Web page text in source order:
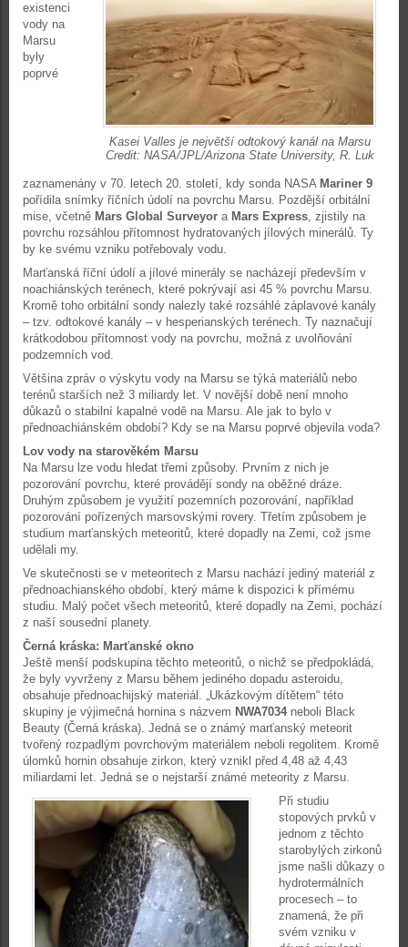
Kasei Valles je největší odtokový kanál na Marsu
Credit: NASA/JPL/Arizona State University, R. Luk
existenci
vody na
Marsu
byly
poprvé
zaznamenány v 70. letech 20. století, kdy sonda NASA Mariner 9
pořídila snímky říčních údolí na povrchu Marsu. Pozdější orbitální
mise, včetně Mars Global Surveyor a Mars Express, zjistily na
povrchu rozsáhlou přítomnost hydratovaných jílových minerálů. Ty
by ke svému vzniku potřebovaly vodu.
Marťanská říční údolí a jílové minerály se nacházejí především v
noachiánských terénech, které pokrývají asi 45 % povrchu Marsu.
Kromě toho orbitální sondy nalezly také rozsáhlé záplavové kanály
– tzv. odtokové kanály – v hesperianských terénech. Ty naznačují
krátkodobou přítomnost vody na povrchu, možná z uvolňování
podzemních vod.
Většina zpráv o výskytu vody na Marsu se týká materiálů nebo
terénů starších než 3 miliardy let. V novější době není mnoho
důkazů o stabilní kapalné vodě na Marsu. Ale jak to bylo v
přednoachiánském období? Kdy se na Marsu poprvé objevila voda?
Lov vody na starověkém Marsu
Na Marsu lze vodu hledat třemi způsoby. Prvním z nich je
pozorování povrchu, které provádějí sondy na oběžné dráze.
Druhým způsobem je využití pozemních pozorování, například
pozorování pořízených marsovskými rovery. Třetím způsobem je
studium marťanských meteoritů, které dopadly na Zemi, což jsme
udělali my.
Ve skutečnosti se v meteoritech z Marsu nachází jediný materiál z
přednoachianského období, který máme k dispozici k přímému
studiu. Malý počet všech meteoritů, které dopadly na Zemi, pochází
z naší sousední planety.
Černá kráska: Marťanské okno
Ještě menší podskupina těchto meteoritů, o nichž se předpokládá,
že byly vyvrženy z Marsu během jediného dopadu asteroidu,
obsahuje přednoachijský materiál. „Ukázkovým dítětem“ této
skupiny je výjimečná hornina s názvem NWA7034neboli Black
Beauty (Černá kráska). Jedná se o známý marťanský meteorit
tvořený rozpadlým povrchovým materiálem neboli regolitem. Kromě
úlomků hornin obsahuje zirkon, který vznikl před 4,48 až 4,43
miliardami let. Jedná se o nejstarší známé meteority z Marsu.
Při studiu
stopových prvků v
jednom z těchto
starobylých zirkonů
jsme našli důkazy o
hydrotermálních
procesech – to
znamená, že při
svém vzniku v